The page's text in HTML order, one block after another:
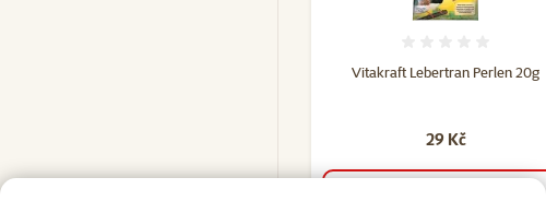
Vitakraft Lebertran Perlen 20g
29 Kč